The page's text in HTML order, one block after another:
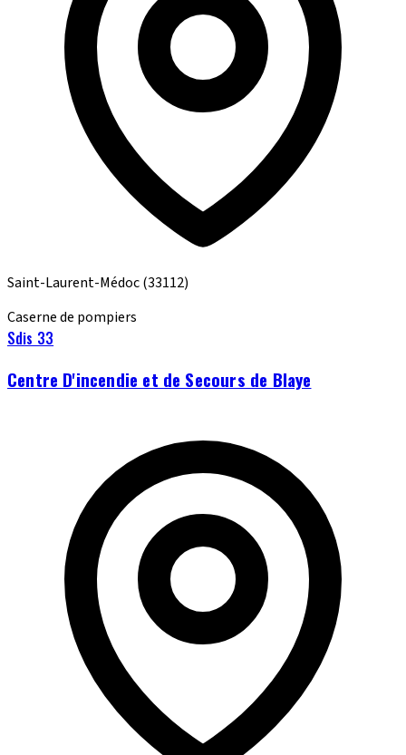
Saint-Laurent-Médoc(33112)
Caserne de pompiers
Sdis 33
Centre D'incendie et de Secours de Blaye